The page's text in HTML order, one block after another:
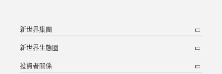
新世界集團
新世界生態圈
投資者關係